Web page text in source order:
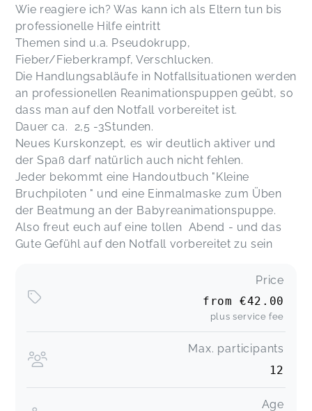
Wie reagiere ich? Was kann ich als Eltern tun bis
professionelle Hilfe eintritt
Themen sind u.a. Pseudokrupp,
Fieber/Fieberkrampf, Verschlucken.
Die Handlungsabläufe in Notfallsituationen werden
an professionellen Reanimationspuppen geübt, so
dass man auf den Notfall vorbereitet ist.
Dauer ca. 2,5 -3Stunden.
Neues Kurskonzept, es wir deutlich aktiver und
der Spaß darf natürlich auch nicht fehlen.
Jeder bekommt eine Handoutbuch "Kleine
Bruchpiloten " und eine Einmalmaske zum Üben
der Beatmung an der Babyreanimationspuppe.
Also freut euch auf eine tollen Abend - und das
Gute Gefühl auf den Notfall vorbereitet zu sein
Price
from€42.00
plus service fee
Max. participants
12
Age